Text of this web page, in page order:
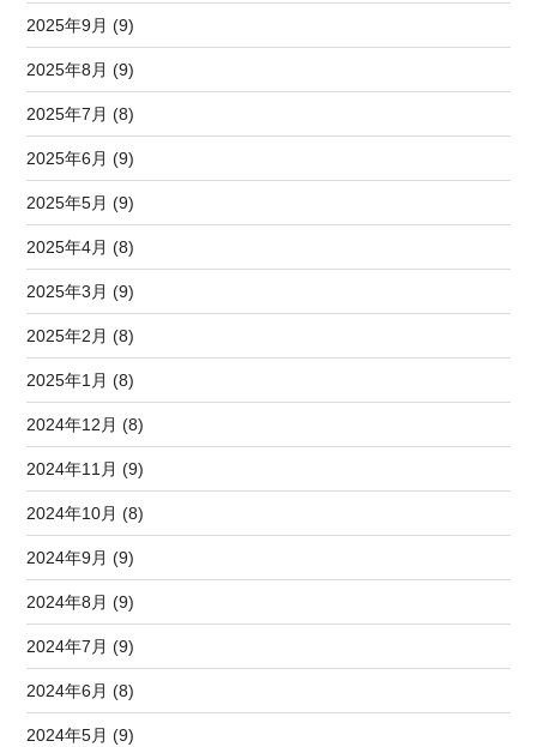
2025年9月 (9)
2025年8月 (9)
2025年7月 (8)
2025年6月 (9)
2025年5月 (9)
2025年4月 (8)
2025年3月 (9)
2025年2月 (8)
2025年1月 (8)
2024年12月 (8)
2024年11月 (9)
2024年10月 (8)
2024年9月 (9)
2024年8月 (9)
2024年7月 (9)
2024年6月 (8)
2024年5月 (9)